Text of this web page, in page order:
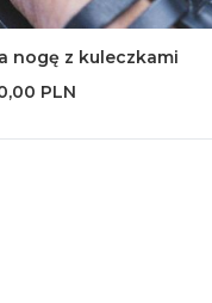
nogę z kuleczkami
PLN